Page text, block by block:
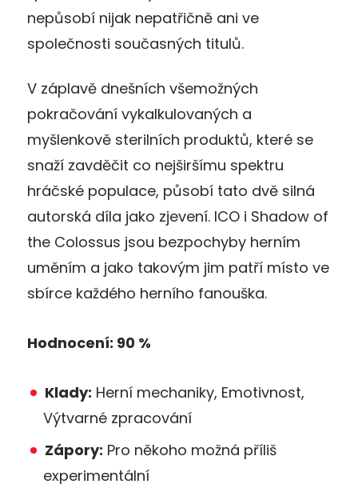
nepůsobí nijak nepatřičně ani ve
společnosti současných titulů.
V záplavě dnešních všemožných
pokračování vykalkulovaných a
myšlenkově sterilních produktů, které se
snaží zavděčit co nejširšímu spektru
hráčské populace, působí tato dvě silná
autorská díla jako zjevení. ICO i Shadow of
the Colossus jsou bezpochyby herním
uměním a jako takovým jim patří místo ve
sbírce každého herního fanouška.
Hodnocení: 90 %
Klady: Herní mechaniky, Emotivnost,
Výtvarné zpracování
Zápory: Pro někoho možná příliš
experimentální